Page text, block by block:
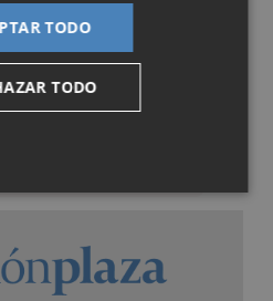
TODO
TODO